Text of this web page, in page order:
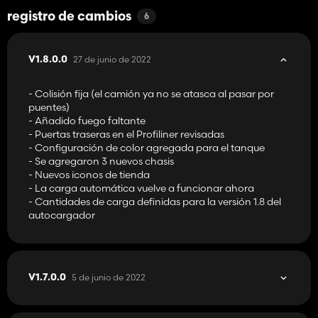
registro de cambios 6
V1.8.0.0 27 de junio de 2022
- Colisión fija (el camión ya no se atasca al pasar por
puentes)
- Añadido fuego faltante
- Puertas traseras en el Profiliner revisadas
- Configuración de color agregada para el tanque
- Se agregaron 3 nuevos chasis
- Nuevos iconos de tienda
- La carga automática vuelve a funcionar ahora
- Cantidades de carga definidas para la versión 1.8 del
autocargador
V1.7.0.0 5 de junio de 2022